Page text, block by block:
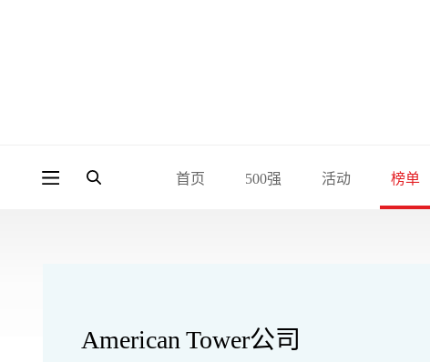
首页 500强 活动 榜单
American Tower公司